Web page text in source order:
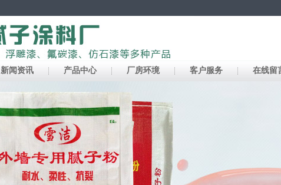
新闻资讯 产品中心 厂房环境 客户服务 在线留